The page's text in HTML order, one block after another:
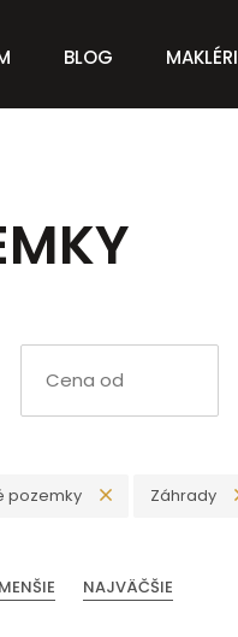
BLOG MAKLÉRI
pozemky Záhrady
NAJVÄČŠIE